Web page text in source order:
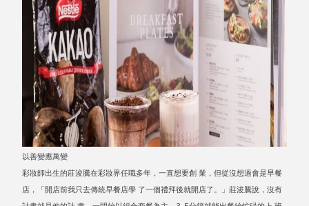
以善變應萬變
彩妝師出生的莊浚騰在彩妝界任職多年，一直想要創 業，但從沒想過會是早餐
店，「開店前我只去傳統早餐店學 了一個禮拜後就開店了。」莊浚騰說，沒有